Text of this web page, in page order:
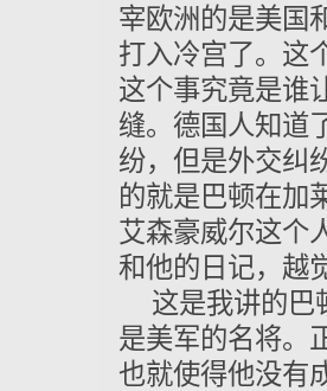
宰欧洲的是美国
打入冷宫了。这
这个事究竟是谁
缝。德国人知道
纷，但是外交纠
的就是巴顿在加
艾森豪威尔这个
和他的日记，越
这是我讲的巴
是美军的名将。
也就使得他没有